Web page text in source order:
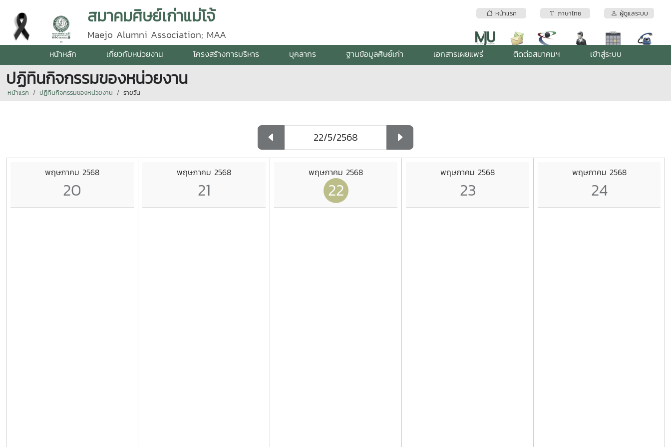
หน้าแรก ภาษาไทย ผู้ดูแลระบบ
สมาคมศิษย์เก่าแม่โจ้
Maejo Alumni Association; MAA
หน้าหลัก เกี่ยวกับหน่วยงาน โครงสร้างการบริหาร บุคลากร ฐานข้อมูลศิษย์เก่า เอกสารเผยแพร่ ติดต่อสมาคมฯ เข้าสู่ระบบ
ปฏิทินกิจกรรมของหน่วยงาน
หน้าแรก ปฏิทินกิจกรรมของหน่วยงาน รายวัน
พฤษภาคม 2568
20
พฤษภาคม 2568
21
พฤษภาคม 2568
22
พฤษภาคม 2568
23
พฤษภาคม 2568
24